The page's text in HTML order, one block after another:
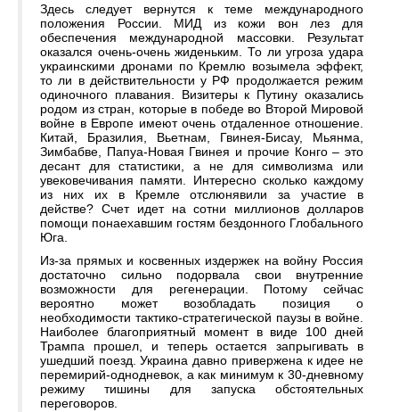
Здесь следует вернутся к теме международного
положения России. МИД из кожи вон лез для
обеспечения международной массовки. Результат
оказался очень-очень жиденьким. То ли угроза удара
украинскими дронами по Кремлю возымела эффект,
то ли в действительности у РФ продолжается режим
одиночного плавания. Визитеры к Путину оказались
родом из стран, которые в победе во Второй Мировой
войне в Европе имеют очень отдаленное отношение.
Китай, Бразилия, Вьетнам, Гвинея-Бисау, Мьянма,
Зимбабве, Папуа-Новая Гвинея и прочие Конго – это
десант для статистики, а не для символизма или
увековечивания памяти. Интересно сколько каждому
из них их в Кремле отслюнявили за участие в
действе? Счет идет на сотни миллионов долларов
помощи понаехавшим гостям бездонного Глобального
Юга.
Из-за прямых и косвенных издержек на войну Россия
достаточно сильно подорвала свои внутренние
возможности для регенерации. Потому сейчас
вероятно может возобладать позиция о
необходимости тактико-стратегической паузы в войне.
Наиболее благоприятный момент в виде 100 дней
Трампа прошел, и теперь остается запрыгивать в
ушедший поезд. Украина давно привержена к идее не
перемирий-однодневок, а как минимум к 30-дневному
режиму тишины для запуска обстоятельных
переговоров.